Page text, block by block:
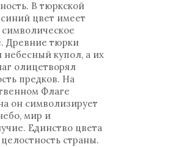
В тюркской
синий цвет имеет
символическое
Древние тюрки
небесный купол, а их
олицетворял
предков. На
Флаге
он символизирует
мир и
Единство цвета
страны.